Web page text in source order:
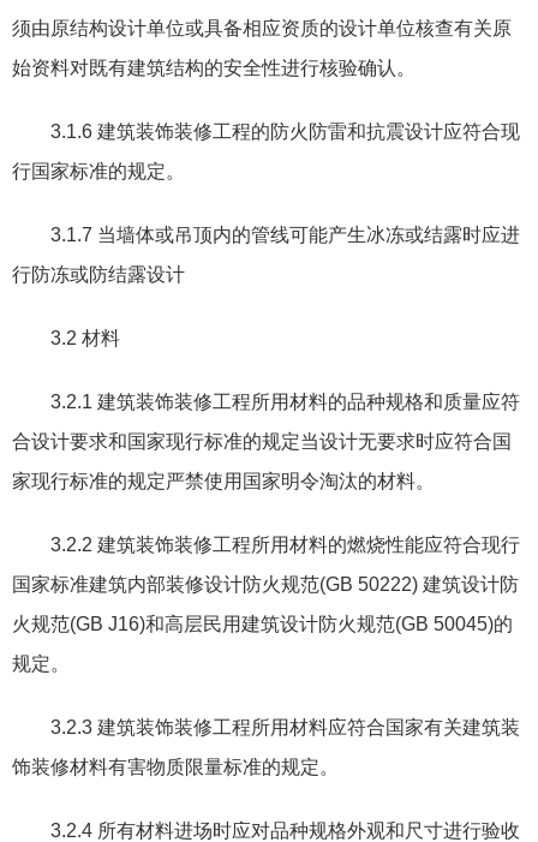
须由原结构设计单位或具备相应资质的设计单位核查有关原
始资料对既有建筑结构的安全性进行核验确认。
3.1.6 建筑装饰装修工程的防火防雷和抗震设计应符合现
行国家标准的规定。
3.1.7 当墙体或吊顶内的管线可能产生冰冻或结露时应进
行防冻或防结露设计
3.2 材料
3.2.1 建筑装饰装修工程所用材料的品种规格和质量应符
合设计要求和国家现行标准的规定当设计无要求时应符合国
家现行标准的规定严禁使用国家明令淘汰的材料。
3.2.2 建筑装饰装修工程所用材料的燃烧性能应符合现行
国家标准建筑内部装修设计防火规范(GB 50222) 建筑设计防
火规范(GB J16)和高层民用建筑设计防火规范(GB 50045)的
规定。
3.2.3 建筑装饰装修工程所用材料应符合国家有关建筑装
饰装修材料有害物质限量标准的规定。
3.2.4 所有材料进场时应对品种规格外观和尺寸进行验收